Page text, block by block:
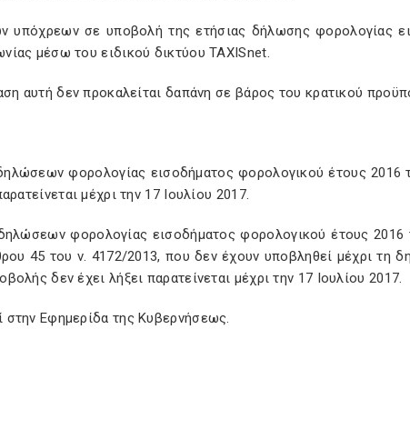
υπόχρεων σε υποβολή της ετήσιας δήλωσης φορολογίας
μέσω του ειδικού δικτύου TAXISnet.
αυτή δεν προκαλείται δαπάνη σε βάρος του κρατικού
φορολογίας εισοδήματος φορολογικού έτους
μέχρι την 17 Ιουλίου 2017.
φορολογίας εισοδήματος φορολογικού έτους
45 του ν. 4172/2013, που δεν έχουν υποβληθεί μέχρι τη
δεν έχει λήξει παρατείνεται μέχρι την 17 Ιουλίου 2017.
Εφημερίδα της Κυβερνήσεως.